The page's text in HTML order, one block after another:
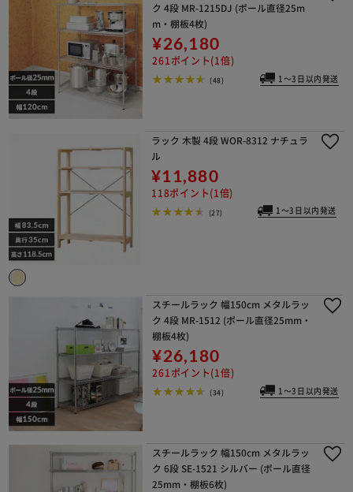
ク 4段 MR-1215DJ (ポール直径25m
m・棚板4枚)
¥26,180
261ポイント(1倍)
(48) 1～3日以内発送
ラック 木製 4段 WOR-8312 ナチュラ
ル
¥11,880
118ポイント(1倍)
(27) 1～3日以内発送
スチールラック 幅150cm メタルラッ
ク 4段 MR-1512 (ポール直径25mm・
棚板4枚)
¥26,180
261ポイント(1倍)
(34) 1～3日以内発送
スチールラック 幅150cm メタルラッ
ク 6段 SE-1521 シルバー (ポール直径
25mm・棚板6枚)